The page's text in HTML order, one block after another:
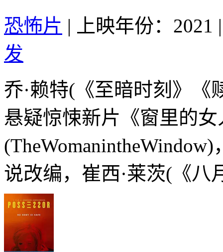
恐怖片 | 上映年份：2021 |
发
乔·赖特(《至暗时刻》《
悬疑惊悚新片《窗里的女
说改编，崔西·莱茨(《八